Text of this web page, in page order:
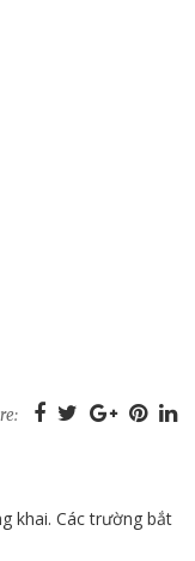
khai. Các trường bắt